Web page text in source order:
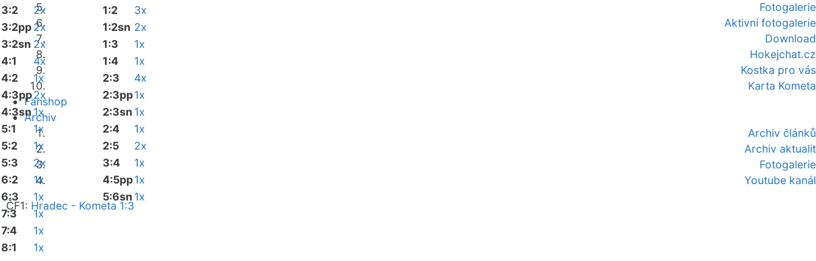
Fotogalerie
Aktivní fotogalerie
Download
Hokejchat.cz
Kostka pro vás
Karta Kometa
Fanshop
Archiv
Archiv článků
Archiv aktualit
Fotogalerie
Youtube kanál
ČF1: Hradec - Kometa 1:3
3:2
2x
3:2pp2x
3:2sn 2x
4:1
4x
4:2
1x
4:3pp2x
4:3sn 1x
5:1
1x
5:2
1x
5:3
2x
6:2
1x
6:3
1x
7:3
1x
7:4
1x
8:1
1x
1:2
3x
1:2sn 2x
1:3
1x
1:4
1x
2:3
4x
2:3pp1x
2:3sn 1x
2:4
1x
2:5
2x
3:4
1x
4:5pp1x
5:6sn 1x